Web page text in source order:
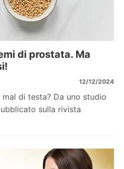
di prostata. Ma
12/12/2024
mal di testa? Da uno studio
sulla rivista